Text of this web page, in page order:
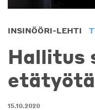
INSINÖÖRI-LEHTI
Hallitus
etätyötä
15.10.2020